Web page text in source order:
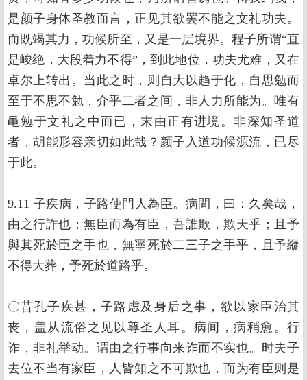
是颜子身体圣教而言，正见其欲罢不能之文礼功夫。
而既竭其力，功候所至，又是一层境界。程子所谓“直
是峻绝，大段着力不得”，到此地位，功夫尤难，又在
卓尔上转出。当此之时，则自大以趋于化，自思勉而
至于不思不勉，介乎二者之间，非人力所能为。唯有
黾勉于文礼之中而已，末由正有进境。非深知圣道
者，胡能形容亲切如此哉？颜子入道功候源流，已尽
于此。
9.11 子疾病，子路使門人為臣。病間，曰：久矣哉，
由之行詐也；無臣而為有臣，吾誰欺，欺天乎；且予
與其死於臣之手也，無寧死於二三子之手乎，且予縱
不得大葬，予死於道路乎。
〇昔孔子疾甚，子路虑及身后之事，欲以家臣治其
丧，盖从流俗之见以尊圣人耳。病间，病稍愈。行
诈，非礼举动。谓由之行事向来诈而不实也。时夫子
去位不当有家臣，人皆知之不可欺也，而为有臣则是